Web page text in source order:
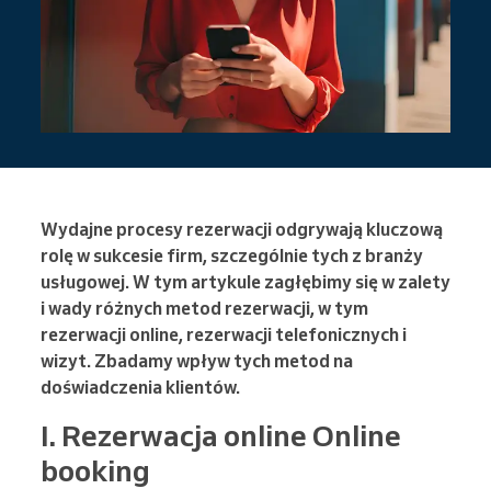
Wydajne procesy rezerwacji odgrywają kluczową
rolę w sukcesie firm, szczególnie tych z branży
usługowej. W tym artykule zagłębimy się w zalety
i wady różnych metod rezerwacji, w tym
rezerwacji online, rezerwacji telefonicznych i
wizyt. Zbadamy wpływ tych metod na
doświadczenia klientów.
I. Rezerwacja online Online
booking